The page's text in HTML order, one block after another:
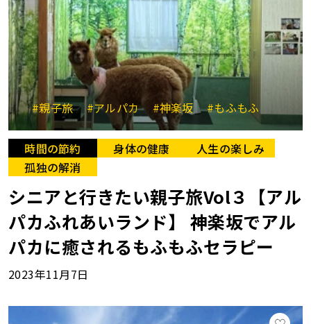
#親子旅 #アルパカ #神楽坂 #もふもふ
時間の節約 身体の健康
人生の楽しみ
孤独の解消
シニアと行きたい親子旅Vol３【アル
パカふれあいランド】 神楽坂でアル
パカに癒されるもふもふセラピー
2023年11月7日